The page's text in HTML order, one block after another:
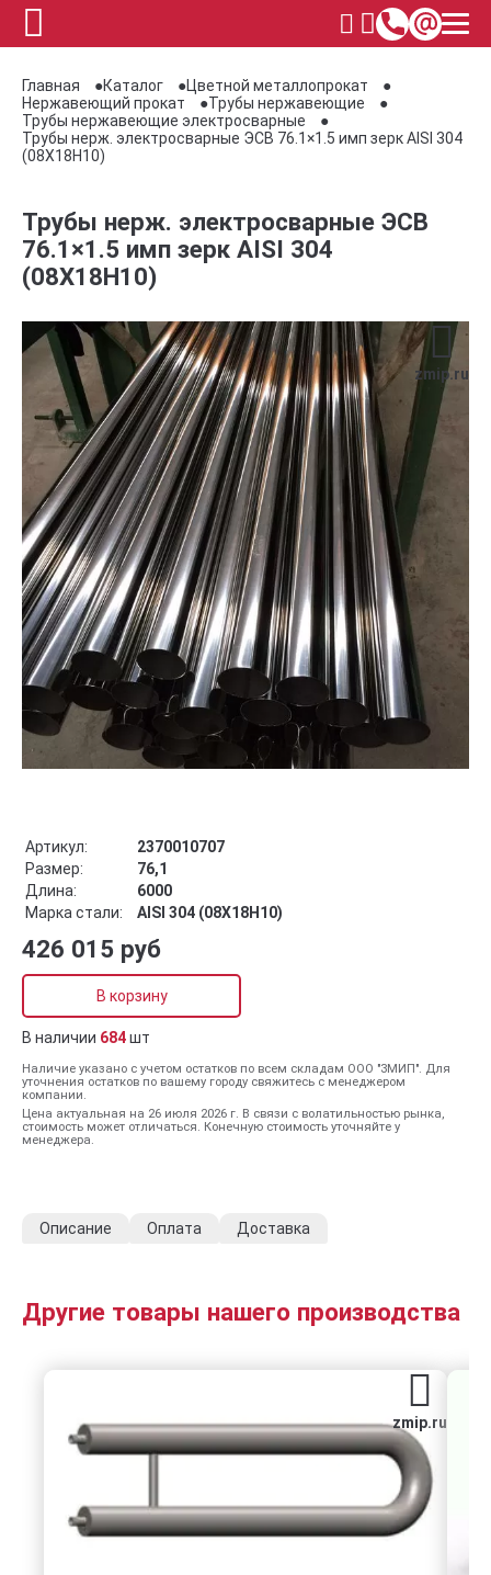
Главная Каталог
Цветной металлопрокат
Нержавеющий прокат
Трубы нержавеющие
Трубы нержавеющие электросварные
Трубы нерж. электросварные ЭСВ 76.1×1.5 имп зерк AISI 304
(08Х18Н10)
Трубы нерж. электросварные ЭСВ
76.1×1.5 имп зерк AISI 304
(08Х18Н10)
zmip.ru
Артикул:
2370010707
Размер:
76,1
Длина:
6000
Марка стали:
AISI 304 (08Х18Н10)
426 015 руб
В корзину
В наличии 684шт
Наличие указано с учетом остатков по всем складам ООО "ЗМИП". Для
уточнения остатков по вашему городу свяжитесь с менеджером
компании.
Цена актуальная на 26 июля 2026 г. В связи с волатильностью рынка,
стоимость может отличаться. Конечную стоимость уточняйте у
менеджера.
Описание Оплата Доставка
Другие товары нашего производства
zmip.ru